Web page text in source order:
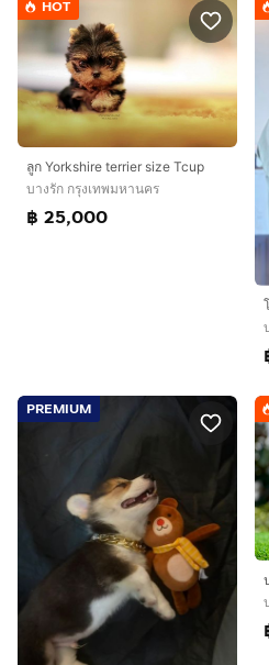
HOT
ลูก Yorkshire terrier size Tcup
บางรัก กรุงเทพมหานคร
฿ 25,000
PREMIUM